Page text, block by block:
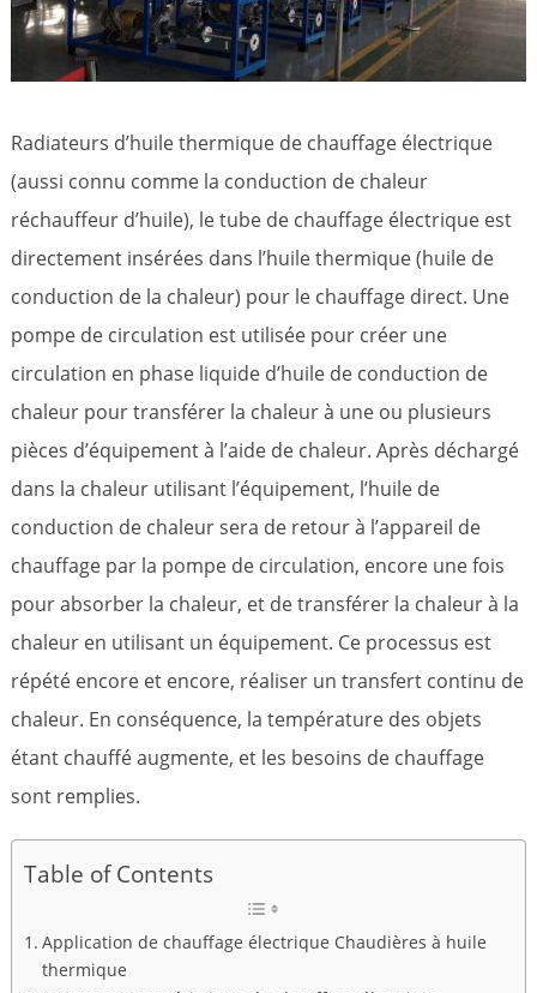
Radiateurs d’huile thermique de chauffage électrique
(aussi connu comme la conduction de chaleur
réchauffeur d’huile), le tube de chauffage électrique est
directement insérées dans l’huile thermique (huile de
conduction de la chaleur) pour le chauffage direct. Une
pompe de circulation est utilisée pour créer une
circulation en phase liquide d’huile de conduction de
chaleur pour transférer la chaleur à une ou plusieurs
pièces d’équipement à l’aide de chaleur. Après déchargé
dans la chaleur utilisant l’équipement, l’huile de
conduction de chaleur sera de retour à l’appareil de
chauffage par la pompe de circulation, encore une fois
pour absorber la chaleur, et de transférer la chaleur à la
chaleur en utilisant un équipement. Ce processus est
répété encore et encore, réaliser un transfert continu de
chaleur. En conséquence, la température des objets
étant chauffé augmente, et les besoins de chauffage
sont remplies.
Table of Contents
Application de chauffage électrique Chaudières à huile
thermique